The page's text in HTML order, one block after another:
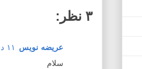
۳ نظر:
عریضه نویس ۱۱ دی ۱۳۸۴ ساعت ۱۲:۴۱
سلام